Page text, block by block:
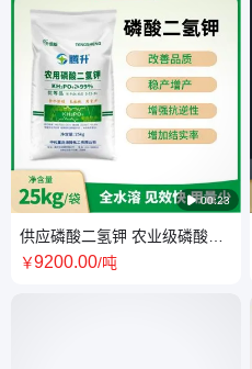
 00:23
供应磷酸二氢钾 农业级磷酸二
氢钾 磷酸二氢钾 98%含量以上
￥9200.00/吨